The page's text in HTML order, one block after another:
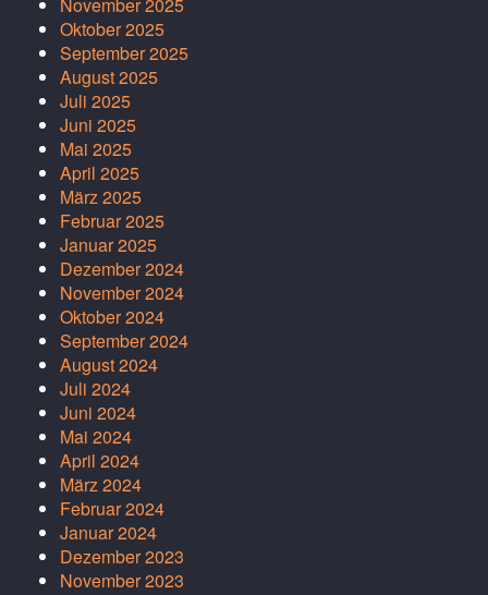
November 2025
Oktober 2025
September 2025
August 2025
Juli 2025
Juni 2025
Mai 2025
April 2025
März 2025
Februar 2025
Januar 2025
Dezember 2024
November 2024
Oktober 2024
September 2024
August 2024
Juli 2024
Juni 2024
Mai 2024
April 2024
März 2024
Februar 2024
Januar 2024
Dezember 2023
November 2023